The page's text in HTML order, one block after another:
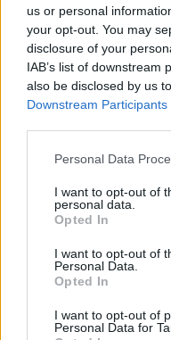
us or personal
your opt-out. You may
disclosure of your
IAB’s list of downstream
also be disclosed by us
Downstream Participants
Please note that this
not limited to your visit
grant or deny consent to
use your data for below
consent section.
Personal Data
I want to opt-out of
personal data.
Opted In
I want to opt-out of
Personal Data.
Opted In
I want to opt-out of
Personal Data for